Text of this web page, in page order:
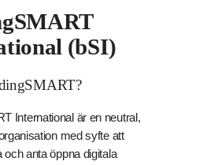
(bSI)
International är en neutral,
med syfte att
och anta öppna digitala